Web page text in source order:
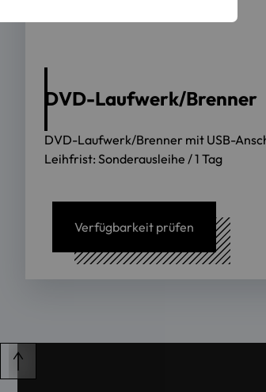
DVD-Laufwerk/Brenner
DVD-Laufwerk/Brenner mit USB-
Leihfrist: Sonderausleihe / 1 Tag
Verfügbarkeit prüfen